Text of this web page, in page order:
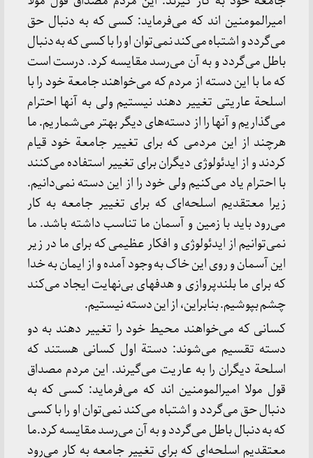
امیرالمومنین‌ اند که‌ می‌فرماید: کسی‌ که‌ به‌ دنبال‌ حق‌
می‌گردد و اشتباه‌ می‌کند نمی‌توان‌ او را با کسی‌ که‌ به‌ دنبال‌
باطل‌ می‌گردد و به‌ آن‌ می‌رسد مقایسه‌ کرد. درست‌ است‌
که‌ ما با این‌ دسته‌ از مردم‌ که‌ می‌خواهند جامعة‌ خود را با
اسلحة‌ عاریتی‌ تغییر دهند نیستیم‌ ولی‌ به‌ آنها احترام‌
می‌گذاریم‌ و آنها را از دسته‌های‌ دیگر بهتر می‌شماریم‌. ما
هرچند از این‌ مردمی‌ که‌ برای‌ تغییر جامعة‌ خود قیام‌
کردند و از ایدئولوژی‌ دیگران‌ برای‌ تغییر استفاده‌ می‌کنند
با احترام‌ یاد می‌کنیم‌ ولی‌ خود را از این‌ دسته‌ نمی‌دانیم‌.
زیرا معتقدیم‌ اسلحه‌ای‌ که‌ برای‌ تغییر جامعه‌ به‌ کار
می‌رود باید با زمین‌ و آسمان‌ ما تناسب‌ داشته‌ باشد. ما
نمی‌توانیم‌ از ایدئولوژی‌ و افکار عظیمی‌ که‌ برای‌ ما در زیر
این‌ آسمان‌ و روی‌ این‌ خاک‌ به‌ وجود آمده‌ و از ایمان‌ به‌ خدا
که‌ برای‌ ما بلندپروازی‌ و هدفهای‌ بی‌نهایت‌ ایجاد می‌کند
چشم‌ بپوشیم‌. بنابراین‌، از این‌ دسته‌ نیستیم‌.
کسانی‌ که‌ می‌خواهند محیط‌ خود را تغییر دهند به‌ دو
دسته‌ تقسیم‌ می‌شوند: دستة‌ اول‌ کسانی‌ هستند که‌
اسلحة‌ دیگران‌ را به‌ عاریت‌ می‌گیرند. این‌ مردم‌ مصداق‌
قول‌ مولا امیرالمومنین‌ اند که‌ می‌فرماید: کسی‌ که‌ به‌
دنبال‌ حق‌ می‌گردد و اشتباه‌ می‌کند نمی‌توان‌ او را با کسی‌
که‌ به‌ دنبال‌ باطل‌ می‌گردد و به‌ آن‌ می‌رسد مقایسه‌ کرد.ما
معتقدیم‌ اسلحه‌ای‌ که‌ برای‌ تغییر جامعه‌ به‌ کار می‌رود